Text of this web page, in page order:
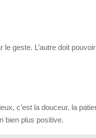
geste. L’autre doit
c’est la douceur, la
bien plus positive.